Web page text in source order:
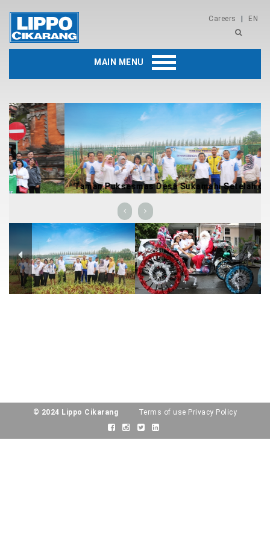
Careers EN
MAIN MENU
Taman Puksesmas Desa Sukamahi Setelah di
© 2024 Lippo Cikarang Terms of use Privacy Policy